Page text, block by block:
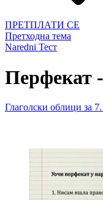
ПРЕТПЛАТИ СЕ
Претходна тема
Naredni Тест
Перфекат
Глаголски облици за 7.